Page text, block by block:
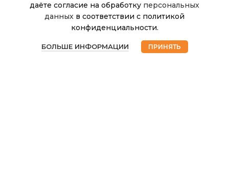
даёте согласие на обработку персональных
данных в соответствии с политикой
конфиденциальности.
БОЛЬШЕ ИНФОРМАЦИИ ПРИНЯТЬ
Пленка
Светлица
«Водяной»
300мкм,235.00₽
наличии
Магазин Избранное Корзина Мой аккаунт